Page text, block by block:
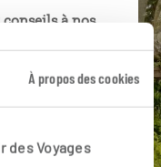
À propos des cookies
des Voyages
à nos
au plus
du pays.
par email ou